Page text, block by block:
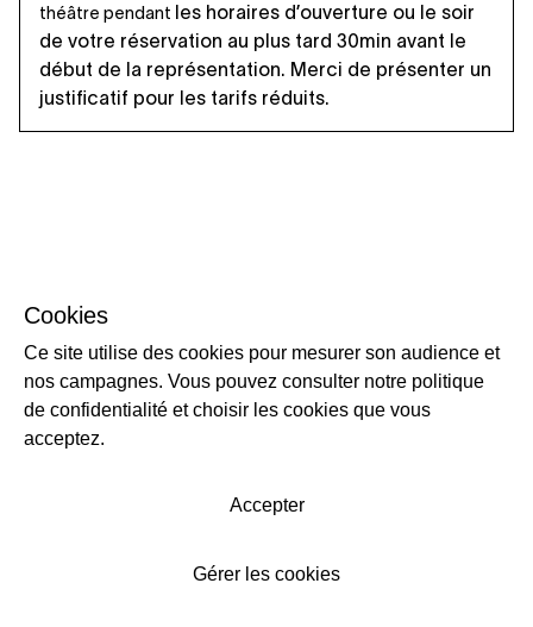
Cookies
Ce site utilise des cookies pour mesurer son audience et
nos campagnes. Vous pouvez consulter notre politique
de confidentialité et choisir les cookies que vous
acceptez.
Accepter
Gérer les cookies
théâtre pendant les horaires d’ouverture ou le soir
de votre réservation au plus tard 30min avant le
début de la représentation. Merci de présenter un
justificatif pour les tarifs réduits.